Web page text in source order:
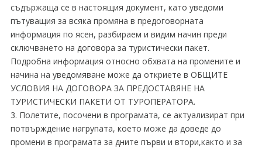
съдържаща се в настоящия документ, като уведоми
пътуващия за всяка промяна в предоговорната
информация по ясен, разбираем и видим начин преди
сключването на договора за туристически пакет.
Подробна информация относно обхвата на промените и
начина на уведомяване може да откриете в ОБЩИТЕ
УСЛОВИЯ НА ДОГОВОРА ЗА ПРЕДОСТАВЯНЕ НА
ТУРИСТИЧЕСКИ ПАКЕТИ ОТ ТУРОПЕРАТОРА.
3. Полетите, посочени в програмата, се актуализират при
потвърждение нагрупата, което може да доведе до
промени в програмата за дните първи и втори,както и за